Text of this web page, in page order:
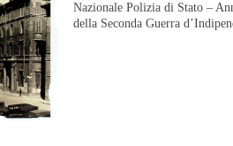
Nazionale Polizia di Stato –
della Seconda Guerra